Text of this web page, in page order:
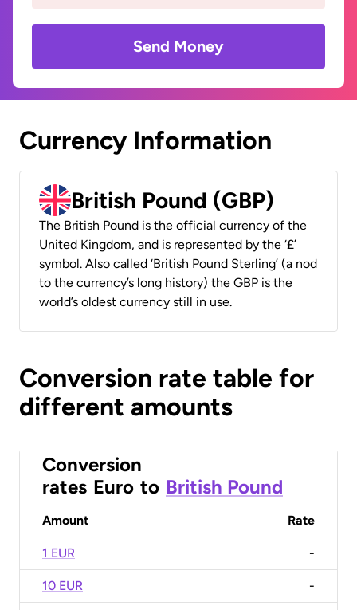
Send Money
Currency Information
British Pound (GBP)
The British Pound is the official currency of the
United Kingdom, and is represented by the ‘£’
symbol. Also called ‘British Pound Sterling’ (a nod
to the currency’s long history) the GBP is the
world’s oldest currency still in use.
Conversion rate table for
different amounts
Conversion
rates Euro to British Pound
Amount Rate
1 EUR -
10 EUR -